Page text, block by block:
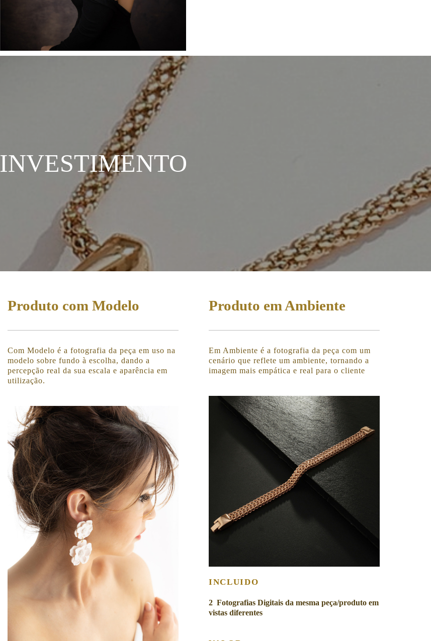
INVESTIMENTO
Produto com Modelo
Com Modelo é a fotografia da peça em uso na
modelo sobre fundo à escolha, dando a
percepção real da sua escala e aparência em
utilização.
Produto em Ambiente
Em Ambiente é a fotografia da peça com um
cenário que reflete um ambiente, tornando a
imagem mais empática e real para o cliente
INCLUIDO
2 Fotografias Digitais da mesma peça/produto em
vistas diferentes